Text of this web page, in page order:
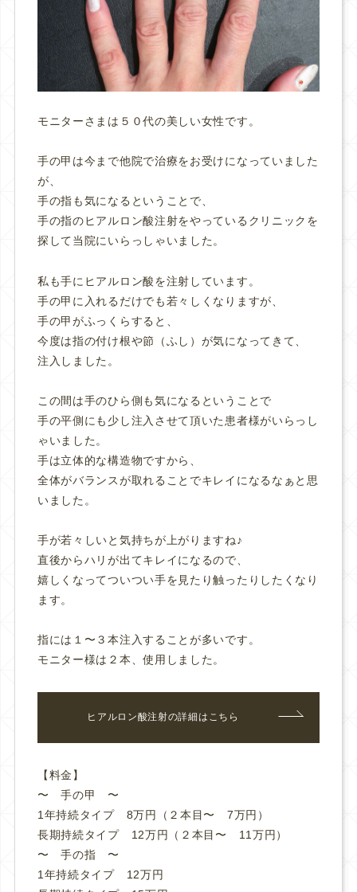
モニターさまは５０代の美しい女性です。
手の甲は今まで他院で治療をお受けになっていました
が、
手の指も気になるということで、
手の指のヒアルロン酸注射をやっているクリニックを
探して当院にいらっしゃいました。
私も手にヒアルロン酸を注射しています。
手の甲に入れるだけでも若々しくなりますが、
手の甲がふっくらすると、
今度は指の付け根や節（ふし）が気になってきて、
注入しました。
この間は手のひら側も気になるということで
手の平側にも少し注入させて頂いた患者様がいらっし
ゃいました。
手は立体的な構造物ですから、
全体がバランスが取れることでキレイになるなぁと思
いました。
手が若々しいと気持ちが上がりますね♪
直後からハリが出てキレイになるので、
嬉しくなってついつい手を見たり触ったりしたくなり
ます。
指には１〜３本注入することが多いです。
モニター様は２本、使用しました。
ヒアルロン酸注射の詳細はこちら
【料金】
〜 手の甲 〜
1年持続タイプ 8万円（２本目〜 7万円）
長期持続タイプ 12万円（２本目〜 11万円）
〜 手の指 〜
1年持続タイプ 12万円